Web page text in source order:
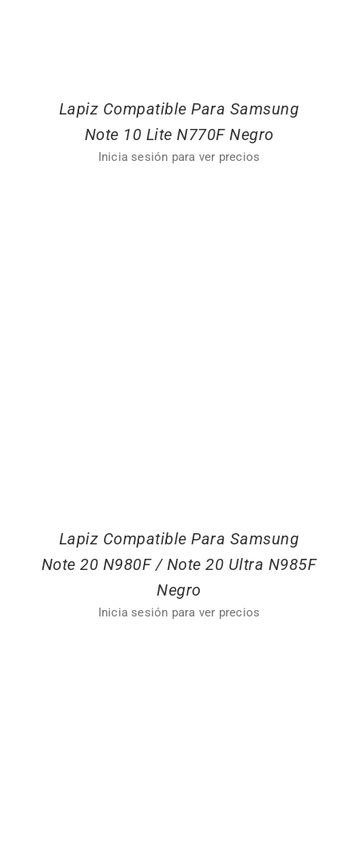
Lapiz Compatible Para Samsung
Note 10 Lite N770F Negro
Inicia sesión para ver precios
Lapiz Compatible Para Samsung
Note 20 N980F / Note 20 Ultra N985F
Negro
Inicia sesión para ver precios